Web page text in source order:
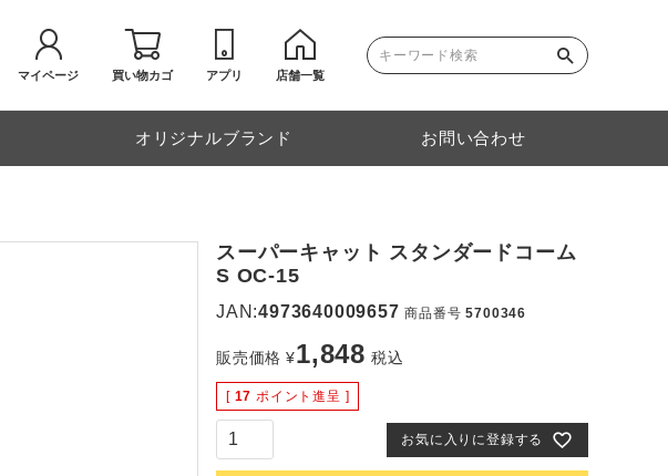
マイページ 買い物カゴ アプリ 店舗一覧
オリジナルブランド お問い合わせ
スーパーキャット スタンダードコーム
S OC-15
JAN:4973640009657 商品番号 5700346
販売価格 ¥1,848 税込
[ 17 ポイント進呈 ]
お気に入りに登録する